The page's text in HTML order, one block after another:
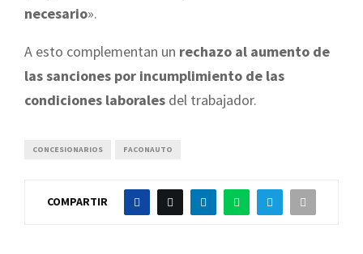
necesario».
A esto complementan un rechazo al aumento de
las sanciones por incumplimiento de las
condiciones laborales del trabajador.
CONCESIONARIOS FACONAUTO
COMPARTIR